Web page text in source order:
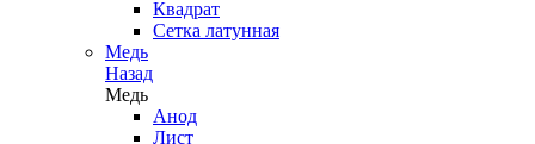
Квадрат
Сетка латунная
Медь
Назад
Медь
Анод
Лист